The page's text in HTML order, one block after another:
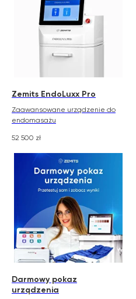
Zemits EndoLuxx Pro
Zaawansowane urządzenie do
endomasażu
52 500 zł
Darmowy pokaz
urządzenia